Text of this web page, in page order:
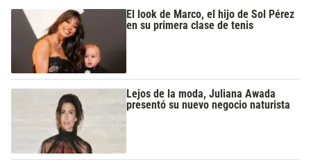
El look de Marco, el hijo de Sol Pérez
en su primera clase de tenis
Lejos de la moda, Juliana Awada
presentó su nuevo negocio naturista